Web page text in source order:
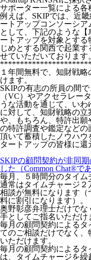
サポーター一覧による各
例えば、SKIPでは、近
ートアップコンソーシア
として、下記のような【
ートアップを対象とす
じめとする関西で起業
せていただいております
１年間無料で、知財戦
けます。
SKIPの有志の所員の間
（VC）やアクセラレー
うな活動を通じて、い
に対して、知財戦略の
や、もちろん、特許出願
の特許調査や鑑定などの
頂いて蓄積したノウハウ
タートアップの皆様に還
SKIPの顧問契約が非同
した（Common Chat®で
毎月、５時間分のタイム
通常はタイムチャージ
相談が無料になります
料に割引になります）。
奥野彰彦弁理士だけでな
手としてご指名いただけ
毎月の顧問契約による
てのご相談だけでなく、
いただけます。
毎月の顧問契約によるタ
は、タイムチャージを